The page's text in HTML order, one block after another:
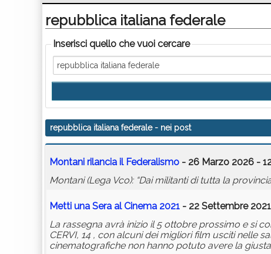
repubblica italiana federale
Inserisci quello che vuoi cercare
repubblica italiana federale- nei post
Montani rilancia il Federalismo - 26 Marzo 2026 -
Montani (Lega Vco): “Dai militanti di tutta la
Metti una Sera al Cinema 2021 - 22 Settembre
La rassegna avrà inizio il 5 ottobre prossimo e si
CERVI, 14 , con alcuni dei migliori film usciti nelle
cinematografiche non hanno potuto avere la